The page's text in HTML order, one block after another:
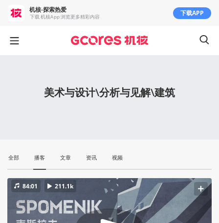
美术与设计\分析与见解\建筑
全部 播客 文章 资讯 视频
84:01 211.1k
机核-探索热爱
下载 机核App 浏览更多精彩内容 下载APP